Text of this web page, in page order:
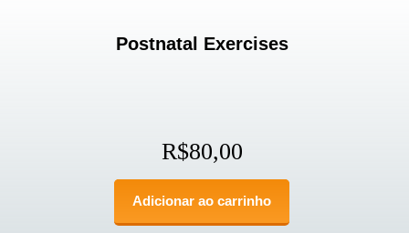
Postnatal Exercises
R$80,00
Adicionar ao carrinho